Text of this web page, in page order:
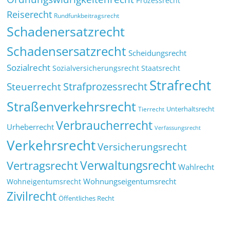
Reiserecht Rundfunkbeitragsrecht
Schadenersatzrecht
Schadensersatzrecht Scheidungsrecht
Sozialrecht Sozialversicherungsrecht Staatsrecht
SteuerrechtStrafprozessrechtStrafrecht
Straßenverkehrsrecht Tierrecht Unterhaltsrecht
Urheberrecht Verbraucherrecht Verfassungsrecht
VerkehrsrechtVersicherungsrecht
VertragsrechtVerwaltungsrecht Wahlrecht
Wohneigentumsrecht Wohnungseigentumsrecht
Zivilrecht Öffentliches Recht